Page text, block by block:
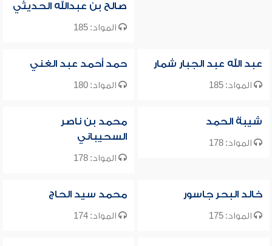
صالح بن عبدالله الحديثي
المواد: 185
عبد الله عبد الجبار شمار
المواد: 185
حمد أحمد عبد الغني
المواد: 180
شيبة الحمد
المواد: 178
محمد بن ناصر
السحيباني
المواد: 178
خالد البحر جاسور
المواد: 175
محمد سيد الحاج
المواد: 174